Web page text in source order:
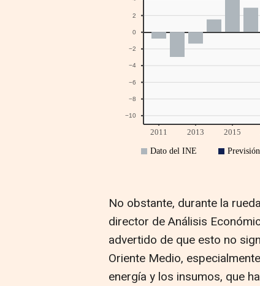
No obstante, durante la
director de Análisis
advertido de que esto no
Oriente Medio,
energía y los insumos, que